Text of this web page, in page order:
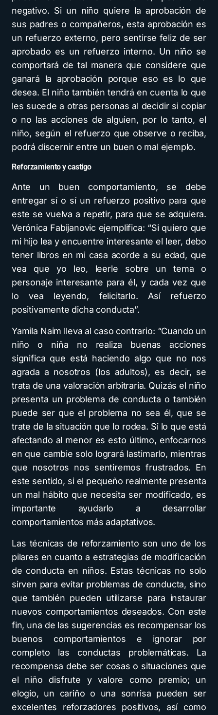
negativo. Si un niño quiere la aprobación de
sus padres o compañeros, esta aprobación es
un refuerzo externo, pero sentirse feliz de ser
aprobado es un refuerzo interno. Un niño se
comportará de tal manera que considere que
ganará la aprobación porque eso es lo que
desea. El niño también tendrá en cuenta lo que
les sucede a otras personas al decidir si copiar
o no las acciones de alguien, por lo tanto, el
niño, según el refuerzo que observe o reciba,
podrá discernir entre un buen o mal ejemplo.
Reforzamiento y castigo
Ante un buen comportamiento, se debe
entregar sí o sí un refuerzo positivo para que
este se vuelva a repetir, para que se adquiera.
Verónica Fabijanovic ejemplifica: “Si quiero que
mi hijo lea y encuentre interesante el leer, debo
tener libros en mi casa acorde a su edad, que
vea que yo leo, leerle sobre un tema o
personaje interesante para él, y cada vez que
lo vea leyendo, felicitarlo. Así refuerzo
positivamente dicha conducta”.
Yamila Naim lleva al caso contrario: “Cuando un
niño o niña no realiza buenas acciones
significa que está haciendo algo que no nos
agrada a nosotros (los adultos), es decir, se
trata de una valoración arbitraria. Quizás el niño
presenta un problema de conducta o también
puede ser que el problema no sea él, que se
trate de la situación que lo rodea. Si lo que está
afectando al menor es esto último, enfocarnos
en que cambie solo logrará lastimarlo, mientras
que nosotros nos sentiremos frustrados. En
este sentido, si el pequeño realmente presenta
un mal hábito que necesita ser modificado, es
importante ayudarlo a desarrollar
comportamientos más adaptativos.
Las técnicas de reforzamiento son uno de los
pilares en cuanto a estrategias de modificación
de conducta en niños. Estas técnicas no solo
sirven para evitar problemas de conducta, sino
que también pueden utilizarse para instaurar
nuevos comportamientos deseados. Con este
fin, una de las sugerencias es recompensar los
buenos comportamientos e ignorar por
completo las conductas problemáticas. La
recompensa debe ser cosas o situaciones que
el niño disfrute y valore como premio; un
elogio, un cariño o una sonrisa pueden ser
excelentes reforzadores positivos, así como